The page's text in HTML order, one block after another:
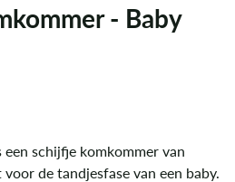
- Baby
een schijfje komkommer van
de tandjesfase van een baby.